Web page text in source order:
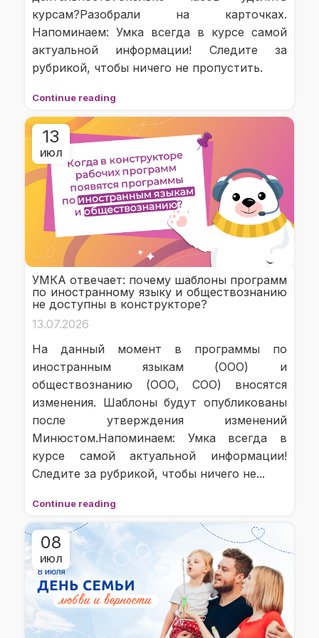
курсам?Разобрали на карточках.
Напоминаем: Умка всегда в курсе самой
актуальной информации! Следите за
рубрикой, чтобы ничего не пропустить.
Continue reading
13
ИЮЛ
УМКА отвечает: почему шаблоны программ
по иностранному языку и обществознанию
не доступны в конструкторе?
13.07.2026
На данный момент в программы по
иностранным языкам (ООО) и
обществознанию (ООО, СОО) вносятся
изменения. Шаблоны будут опубликованы
после утверждения изменений
Минюстом.Напоминаем: Умка всегда в
курсе самой актуальной информации!
Следите за рубрикой, чтобы ничего не...
Continue reading
08
ИЮЛ